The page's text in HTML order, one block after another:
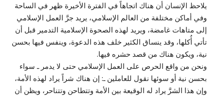
يلاحظ الإنسان أن هناك اتجاهاً في الفترة الأخيرة ظهر في الساحة
وفي أماكن مختلفة من العالم الإسلامي، يريد جرَّ العمل الإسلامي
إلى متاهات غامضة، ويريد لهذه الصحوة الإسلامية التدمير قبل أن
تأتي أُكلها، وقد ينساق الكثير خلف هذه الدعوة، وينفس فيها بحسن
نية، ويكون هناك من قصد حشره فيها.
ونحن من واقع الحرص على العمل الإسلامي حتى لا يدمر ـ سواء
بحسن نية أو سوئها نقول للعاملين ـ: إن هناك شراً يراد لهذه الأمة،
وإن هذا الشرَّ يراد له الوقيعة بين الأمة وتتطاحن وتتناحر، ويظن أن